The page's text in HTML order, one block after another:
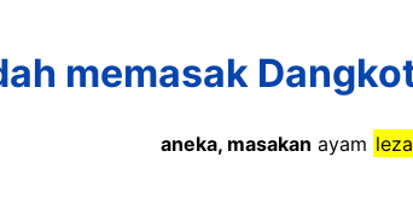
memasak
aneka, masakan ayam